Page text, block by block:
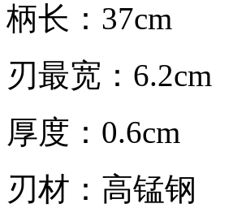
柄长：37cm
刃最宽：6.2cm
厚度：0.6cm
刃材：高锰钢